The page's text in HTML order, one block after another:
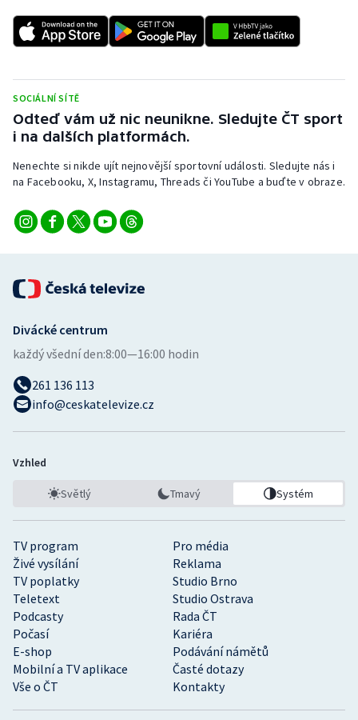
SOCIÁLNÍ SÍTĚ
Odteď vám už nic neunikne. Sledujte ČT sport
i na dalších platformách.
Nenechte si nikde ujít nejnovější sportovní události. Sledujte nás i
na Facebooku, X, Instagramu, Threads či YouTube a buďte v obraze.
TV program
Pro média
Živé vysílání
Reklama
TV poplatky
Studio Brno
Teletext
Studio Ostrava
Podcasty
Rada ČT
Počasí
Kariéra
E-shop
Podávání námětů
Mobilní a TV aplikace
Časté dotazy
Vše o ČT
Kontakty
Divácké centrum
každý všední den:8:00—16:00 hodin
261 136 113
info@ceskatelevize.cz
Vzhled
Světlý Tmavý Systém